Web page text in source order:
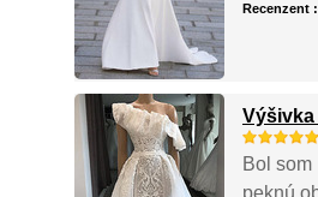
Recenzent
Bol som
peknú